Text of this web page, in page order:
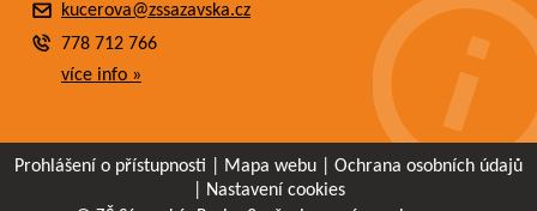
kucerova@zssazavska.cz
778 712 766
více info »
Prohlášení o přístupnosti Mapa webu
Ochrana osobních údajů
Nastavení cookies